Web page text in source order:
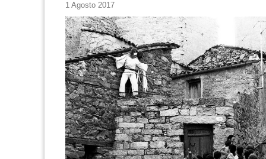
1 Agosto 2017